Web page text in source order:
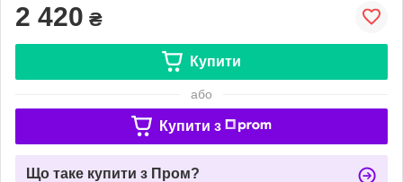
2 420 ₴
Купити
або
Купити з
Що таке купити з Пром?